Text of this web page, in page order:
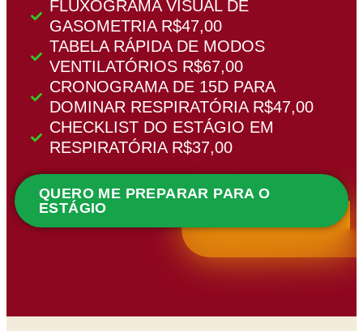
FLUXOGRAMA VISUAL DE
GASOMETRIA R$47,00
TABELA RÁPIDA DE MODOS
VENTILATÓRIOS R$67,00
CRONOGRAMA DE 15D PARA
DOMINAR RESPIRATÓRIA R$47,00
CHECKLIST DO ESTÁGIO EM
RESPIRATÓRIA R$37,00
QUERO ME PREPARAR PARA O
ESTÁGIO